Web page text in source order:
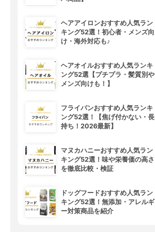
ヘアアイロンおすすめ人気ラン
キング52選！初心者・メンズ向
け・海外対応も♪
ヘアオイルおすすめ人気ランキ
ング52選【プチプラ・髪質別や
メンズ向けも！】
フライパンおすすめ人気ランキ
ング52選！【焦げ付かない・長
持ち！2026最新】
マヌカハニーおすすめ人気ラン
キング52選！味や栄養価の高さ
を徹底比較・検証
ドッグフードおすすめ人気ラン
キング52選！無添加・アレルギ
ー対策商品を紹介